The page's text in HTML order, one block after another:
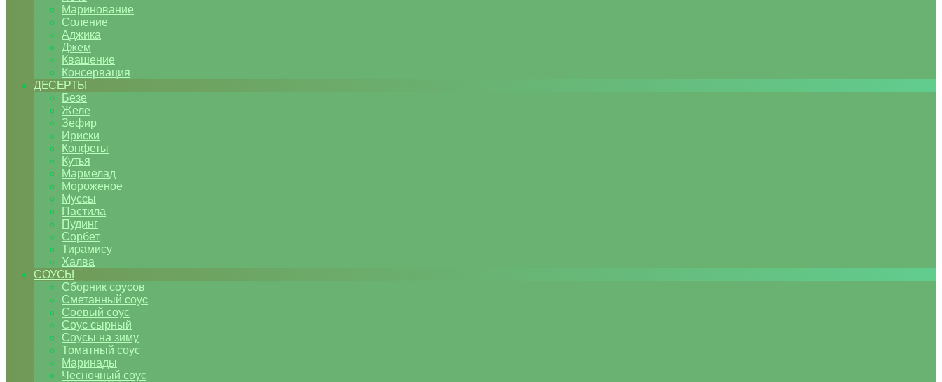
Маринование
Соление
Аджика
Джем
Квашение
Консервация
ДЕСЕРТЫ
Безе
Желе
Зефир
Ириски
Конфеты
Кутья
Мармелад
Мороженое
Муссы
Пастила
Пудинг
Сорбет
Тирамису
Халва
СОУСЫ
Сборник соусов
Сметанный соус
Соевый соус
Соус сырный
Соусы на зиму
Томатный соус
Маринады
Чесночный соус